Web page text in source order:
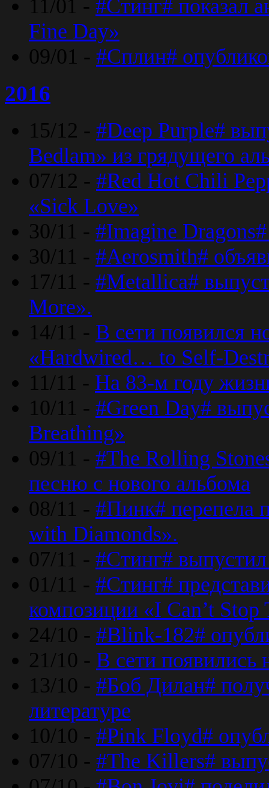
11/01 - #Стинг# показал
Fine Day»
09/01 - #Сплин#
2016
15/12 - #Deep Purple#
Bedlam» из грядущего
07/12 - #Red Hot Chili
«Sick Love»
30/11 - #Imagine
30/11 - #Aerosmith#
17/11 - #Metallica#
More».
14/11 - В сети появился
«Hardwired… to Self-
11/11 - На 83-м году
10/11 - #Green Day#
Breathing»
09/11 - #The Rolling
песню с нового альбома
08/11 - #Пинк# перепела
with Diamonds».
07/11 - #Стинг#
01/11 - #Стинг#
композиции «I Can’t
24/10 - #Blink-182#
21/10 - В сети появились
13/10 - #Боб Дилан#
литературе
10/10 - #Pink Floyd#
07/10 - #The Killers#